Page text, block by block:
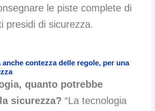
le piste complete di
presidi di sicurezza.
anche contezza delle regole, per una
quanto potrebbe
sicurezza? “La tecnologia